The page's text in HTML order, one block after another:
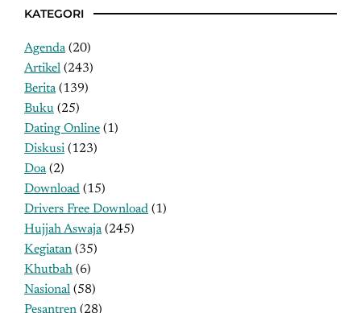
KATEGORI
Agenda(20)
Artikel (243)
Berita(139)
Buku (25)
Dating Online (1)
Diskusi (123)
Doa(2)
Download (15)
Drivers Free Download (1)
Hujjah Aswaja(245)
Kegiatan (35)
Khutbah (6)
Nasional (58)
Pesantren (28)